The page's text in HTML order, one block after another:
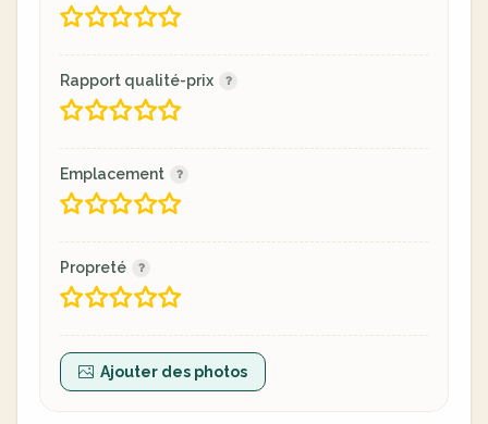
Rapport qualité-prix
Emplacement
Propreté
Ajouter des photos